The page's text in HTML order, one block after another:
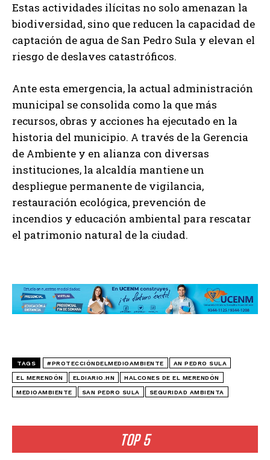
TOP 5
Estas actividades ilícitas no solo amenazan la
biodiversidad, sino que reducen la capacidad de
captación de agua de San Pedro Sula y elevan el
riesgo de deslaves catastróficos.
Ante esta emergencia, la actual administración
municipal se consolida como la que más
recursos, obras y acciones ha ejecutado en la
historia del municipio. A través de la Gerencia
de Ambiente y en alianza con diversas
instituciones, la alcaldía mantiene un
despliegue permanente de vigilancia,
restauración ecológica, prevención de
incendios y educación ambiental para rescatar
el patrimonio natural de la ciudad.
TAGS #PROTECCIÓNDELMEDIOAMBIENTE AN PEDRO SULA
EL MERENDÓN ELDIARIO.HN HALCONES DE EL MERENDÓN
MEDIOAMBIENTE SAN PEDRO SULA SEGURIDAD AMBIENTA